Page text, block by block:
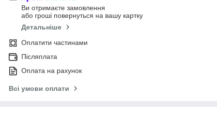
Ви отримаєте замовлення
або гроші повернуться на вашу картку
Детальніше
Оплатити частинами
Післяплата
Оплата на рахунок
Всі умови оплати